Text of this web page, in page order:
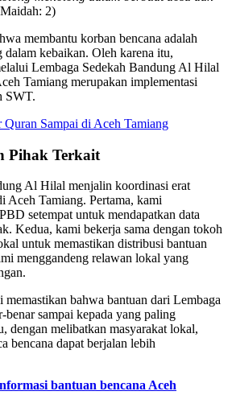
2)
membantu korban bencana adalah
kebaikan. Oleh karena itu,
Lembaga Sedekah Bandung Al Hilal
Tamiang merupakan implementasi
SWT.
Quran Sampai di Aceh Tamiang
Pihak Terkait
Al Hilal menjalin koordinasi erat
Aceh Tamiang. Pertama, kami
setempat untuk mendapatkan data
Kedua, kami bekerja sama dengan tokoh
untuk memastikan distribusi bantuan
menggandeng relawan lokal yang
bahwa bantuan dari Lembaga
benar sampai kepada yang paling
dengan melibatkan masyarakat lokal,
bencana dapat berjalan lebih
bantuan bencana Aceh